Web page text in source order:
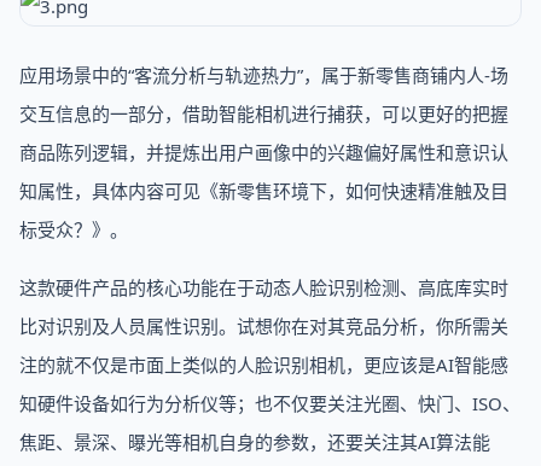
应用场景中的“客流分析与轨迹热力”，属于新零售商铺内人-场
交互信息的一部分，借助智能相机进行捕获，可以更好的把握
商品陈列逻辑，并提炼出用户画像中的兴趣偏好属性和意识认
知属性，具体内容可见《新零售环境下，如何快速精准触及目
标受众？》。
这款硬件产品的核心功能在于动态人脸识别检测、高底库实时
比对识别及人员属性识别。试想你在对其竞品分析，你所需关
注的就不仅是市面上类似的人脸识别相机，更应该是AI智能感
知硬件设备如行为分析仪等；也不仅要关注光圈、快门、ISO、
焦距、景深、曝光等相机自身的参数，还要关注其AI算法能